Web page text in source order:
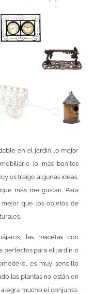
en el jardín lo mejor
lo más bonitos
os traigo algunas ideas,
más me gustan. Para
que los objetos de
las macetas con
perfectos para el jardín o
es muy sencillo
las plantas no están en
mucho el conjunto.